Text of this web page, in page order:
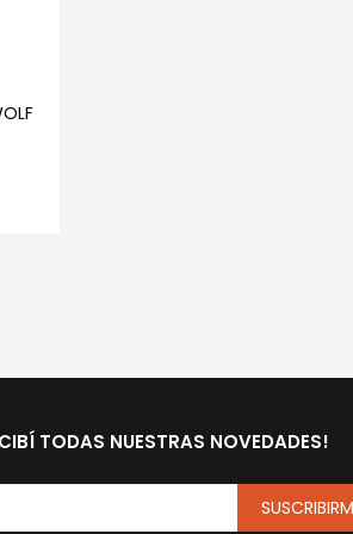
TODAS NUESTRAS NOVEDADES!